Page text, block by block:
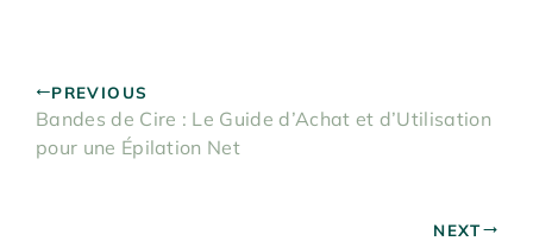
PREVIOUS
Bandes de Cire : Le Guide d’Achat et d’Utilisation
pour une Épilation Net
NEXT